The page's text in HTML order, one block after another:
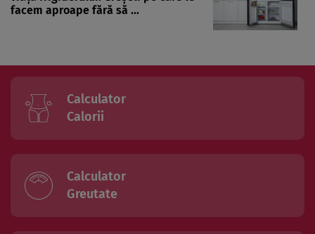
facem aproape fără să ...
Calculator
Calorii
Calculator
Greutate